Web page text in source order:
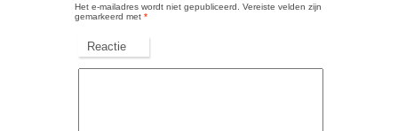
Het e-mailadres wordt niet gepubliceerd.
Vereiste velden zijn
gemarkeerd met *
Reactie